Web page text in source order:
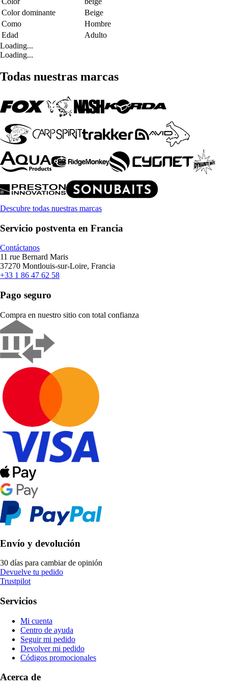
Color dominante
Beige
Como
Hombre
Edad
Adulto
Loading...
Loading...
Todas nuestras marcas
Descubre todas nuestras marcas
Servicio postventa en Francia
Contáctanos
11 rue Bernard Maris
37270 Montlouis-sur-Loire, Francia
+33 1 86 47 62 58
Pago seguro
Compra en nuestro sitio con total confianza
Envío y devolución
30 días para cambiar de opinión
Devuelve tu pedido
Trustpilot
Servicios
Mi cuenta
Centro de ayuda
Seguir mi pedido
Devolver mi pedido
Códigos promocionales
Acerca de